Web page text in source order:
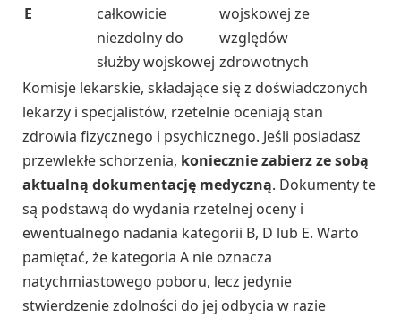
E
całkowicie
niezdolny do
służby wojskowej
wojskowej ze
względów
zdrowotnych
Komisje lekarskie, składające się z doświadczonych
lekarzy i specjalistów, rzetelnie oceniają stan
zdrowia fizycznego i psychicznego. Jeśli posiadasz
przewlekłe schorzenia, koniecznie zabierz ze sobą
aktualną dokumentację medyczną. Dokumenty te
są podstawą do wydania rzetelnej oceny i
ewentualnego nadania kategorii B, D lub E. Warto
pamiętać, że kategoria A nie oznacza
natychmiastowego poboru, lecz jedynie
stwierdzenie zdolności do jej odbycia w razie